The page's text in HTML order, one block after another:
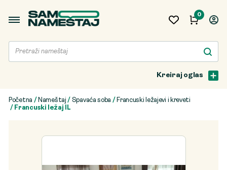
0
Kreiraj oglas
Početna / Nameštaj / Spavaća soba / Francuski ležajevi i kreveti
/ Francuski ležaj IL